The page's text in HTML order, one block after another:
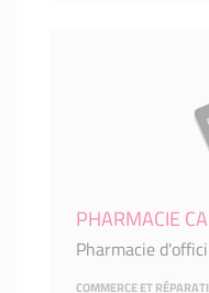
PHARMACIE
Pharmacie
COMMERCE ET